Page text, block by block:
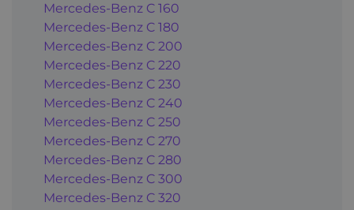
Mercedes-Benz C 160
Mercedes-Benz C 180
Mercedes-Benz C 200
Mercedes-Benz C 220
Mercedes-Benz C 230
Mercedes-Benz C 240
Mercedes-Benz C 250
Mercedes-Benz C 270
Mercedes-Benz C 280
Mercedes-Benz C 300
Mercedes-Benz C 320